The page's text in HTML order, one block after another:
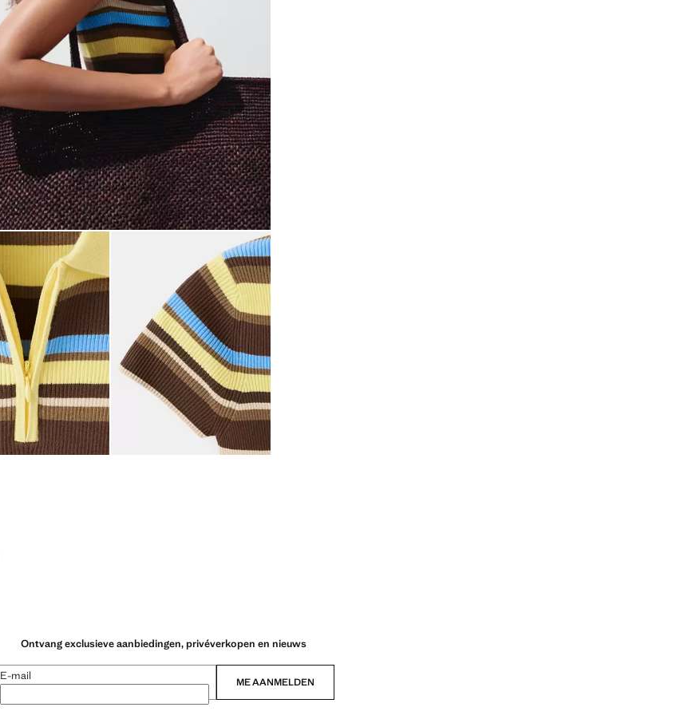
Ontvang exclusieve aanbiedingen, privéverkopen en nieuws
E-mail ME AANMELDEN